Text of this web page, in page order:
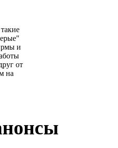
и
от
на